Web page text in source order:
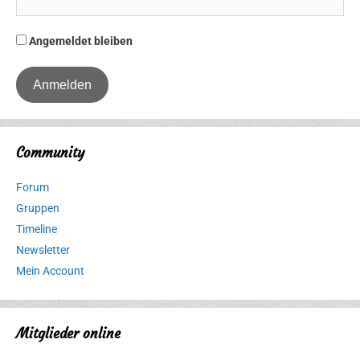
Angemeldet bleiben
Community
Forum
Gruppen
Timeline
Newsletter
Mein Account
Mitglieder online